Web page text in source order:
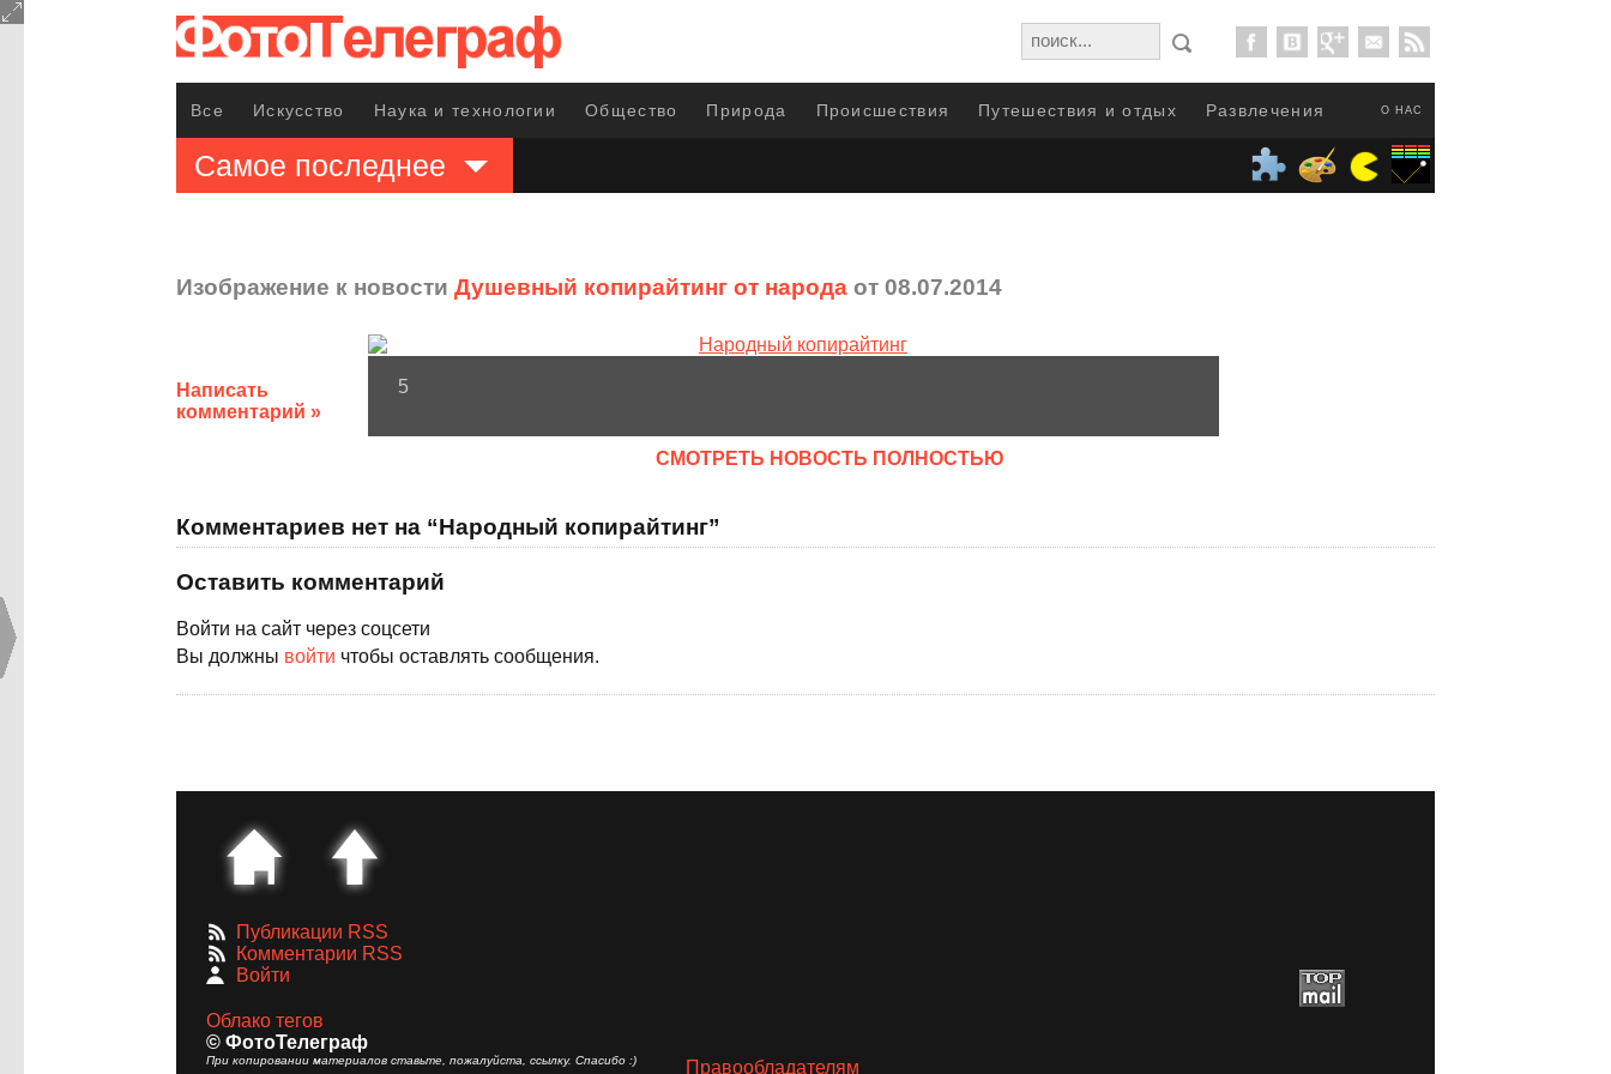
О НАС
Все Искусство Наука и технологии Общество Природа Происшествия Путешествия и отдых Развлечения
Самое последнее
Изображение к новости Душевный копирайтинг от народа от 08.07.2014
Написать
комментарий »
5
CМОТРЕТЬ НОВОСТЬ ПОЛНОСТЬЮ
Комментариев нет на “Народный копирайтинг”
Оставить комментарий
Войти на сайт через соцсети
Вы должны войти чтобы оставлять сообщения.
Публикации RSS
Комментарии RSS
Войти
Облако тегов
© ФотоТелеграф
При копировании материалов ставьте, пожалуйста, ссылку. Спасибо :) Правообладателям